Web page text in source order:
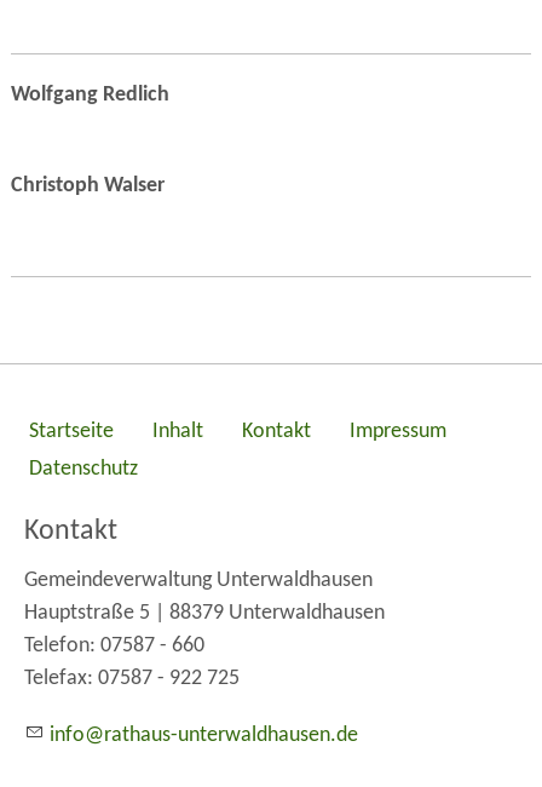
Wolfgang Redlich
Christoph Walser
Startseite Inhalt Kontakt
Impressum
Datenschutz
Kontakt
Gemeindeverwaltung Unterwaldhausen
Hauptstraße 5 | 88379 Unterwaldhausen
Telefon: 07587 - 660
Telefax: 07587 - 922 725
nf r th s- nt rw ldh s n d